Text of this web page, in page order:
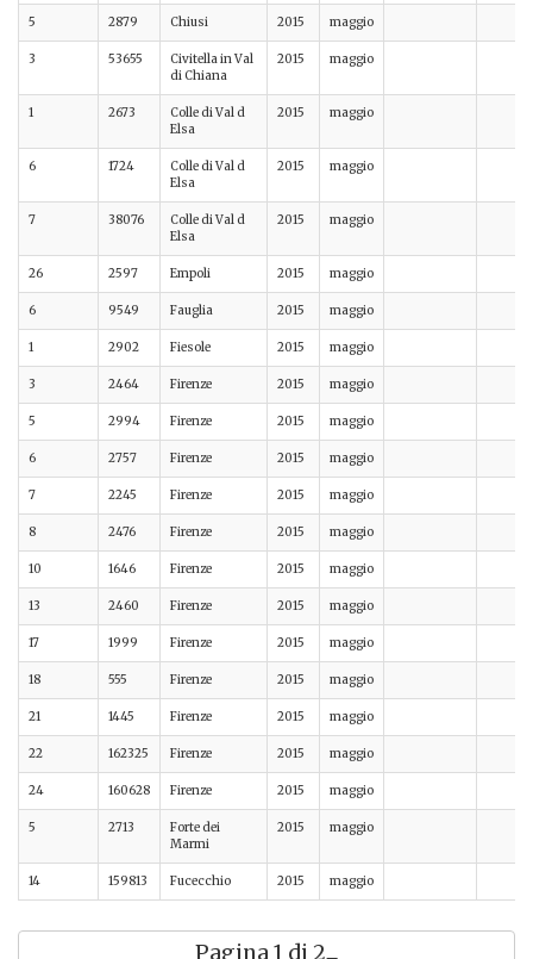
5 2879 Chiusi 2015 maggio
3 53655
Civitella in Val
di Chiana
2015 maggio
1 2673
Colle di Val d
Elsa
2015 maggio
6 1724
Colle di Val d
Elsa
2015 maggio
7 38076
Colle di Val d
Elsa
2015 maggio
26 2597 Empoli 2015 maggio
6 9549 Fauglia 2015 maggio
1 2902 Fiesole 2015 maggio
3 2464 Firenze 2015 maggio
5 2994 Firenze 2015 maggio
6 2757 Firenze 2015 maggio
7 2245 Firenze 2015 maggio
8 2476 Firenze 2015 maggio
10 1646 Firenze 2015 maggio
13 2460 Firenze 2015 maggio
17 1999 Firenze 2015 maggio
18 555 Firenze 2015 maggio
21 1445 Firenze 2015 maggio
22 162325 Firenze 2015 maggio
24 160628 Firenze 2015 maggio
5 2713
Forte dei
Marmi
2015 maggio
14 159813 Fucecchio 2015 maggio
Pagina 1 di 2